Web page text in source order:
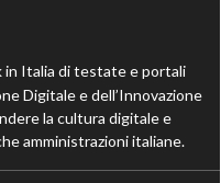
in Italia di testate e portali
Digitale e dell’Innovazione
la cultura digitale e
amministrazioni italiane.